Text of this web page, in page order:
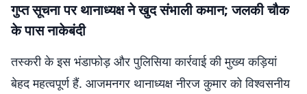
गुप्त सूचना पर थानाध्यक्ष ने खुद संभाली कमान; जलकी चौक
के पास नाकेबंदी
तस्करी के इस भंडाफोड़ और पुलिसिया कार्रवाई की मुख्य कड़ियां
बेहद महत्वपूर्ण हैं. आजमनगर थानाध्यक्ष नीरज कुमार को विश्वसनीय